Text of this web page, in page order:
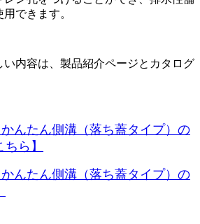
できます。
い内容は、製品紹介ページとカタログ
んたん側溝（落ち蓋タイプ）の
ら】
んたん側溝（落ち蓋タイプ）の